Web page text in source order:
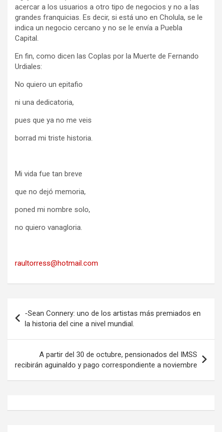
acercar a los usuarios a otro tipo de negocios y no a las
grandes franquicias. Es decir, si está uno en Cholula, se le
indica un negocio cercano y no se le envía a Puebla
Capital.
En fin, como dicen las Coplas por la Muerte de Fernando
Urdiales:
No quiero un epitafio
ni una dedicatoria,
pues que ya no me veis
borrad mi triste historia.
Mi vida fue tan breve
que no dejó memoria,
poned mi nombre solo,
no quiero vanagloria.
raultorress@hotmail.com
de
entradas
-Sean Connery: uno de los artistas más premiados en
la historia del cine a nivel mundial.
A partir del 30 de octubre, pensionados del IMSS
recibirán aguinaldo y pago correspondiente a noviembre